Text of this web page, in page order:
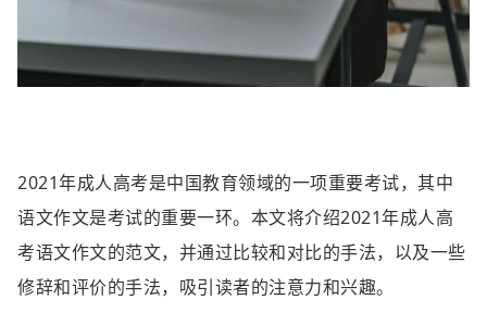
2021年成人高考是中国教育领域的一项重要考试，其中
语文作文是考试的重要一环。本文将介绍2021年成人高
考语文作文的范文，并通过比较和对比的手法，以及一些
修辞和评价的手法，吸引读者的注意力和兴趣。